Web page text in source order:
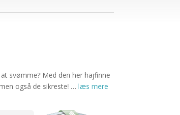
svømme? Med den her hajfinne
også de sikreste! … læs mere